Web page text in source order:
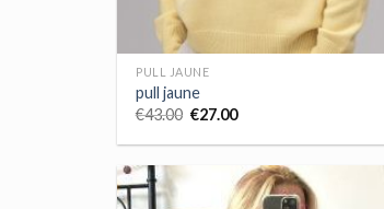
PULL JAUNE
pull jaune
€43.00 €27.00